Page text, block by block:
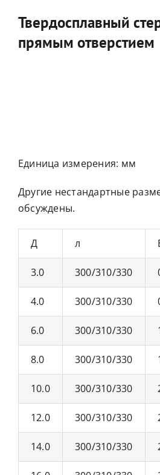
Твердосплавный
прямым отверстием
Единица измерения: мм
Другие нестандартные
обсуждены.
Д л
3.0 300/310/330
4.0 300/310/330
6.0 300/310/330
8.0 300/310/330
10.0 300/310/330
12.0 300/310/330
14.0 300/310/330